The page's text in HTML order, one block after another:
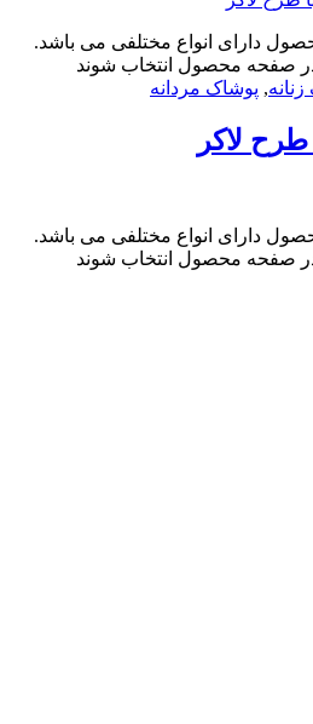
انواع مختلفی می باشد.
انتخاب شوند
مردانه
انواع مختلفی می باشد.
انتخاب شوند